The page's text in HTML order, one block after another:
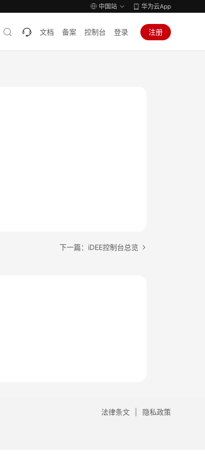
中国站 华为云App
文档 备案 控制台 登录 注册
下一篇：iDEE控制台总览
法律条文 隐私政策